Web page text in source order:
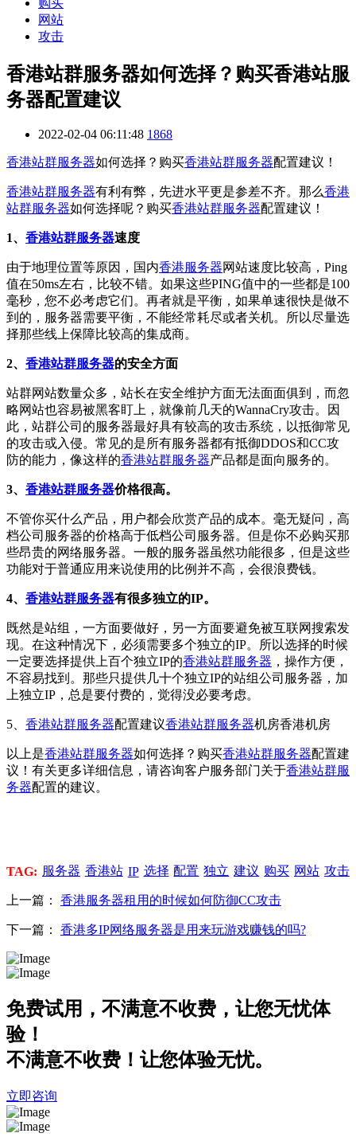
网站
攻击
香港站群服务器如何选择？购买香港站服
务器配置建议
2022-02-04 06:11:48 1868
香港站群服务器如何选择？购买香港站群服务器配置建议！
香港站群服务器有利有弊，先进水平更是参差不齐。那么香港
站群服务器如何选择呢？购买香港站群服务器配置建议！
1、 香港站群服务器速度
由于地理位置等原因，国内香港服务器网站速度比较高，Ping
值在50ms左右，比较不错。如果这些PING值中的一些都是100
毫秒，您不必考虑它们。再者就是平衡，如果单速很快是做不
到的，服务器需要平衡，不能经常耗尽或者关机。所以尽量选
择那些线上保障比较高的集成商。
2、 香港站群服务器的安全方面
站群网站数量众多，站长在安全维护方面无法面面俱到，而忽
略网站也容易被黑客盯上，就像前几天的WannaCry攻击。因
此，站群公司的服务器最好具有较高的攻击系统，以抵御常见
的攻击或入侵。常见的是所有服务器都有抵御DDOS和CC攻
防的能力，像这样的香港站群服务器产品都是面向服务的。
3、 香港站群服务器价格很高。
不管你买什么产品，用户都会欣赏产品的成本。毫无疑问，高
档公司服务器的价格高于低档公司服务器。但是你不必购买那
些昂贵的网络服务器。一般的服务器虽然功能很多，但是这些
功能对于普通应用来说使用的比例并不高，会很浪费钱。
4、 香港站群服务器有很多独立的IP。
既然是站组，一方面要做好，另一方面要避免被互联网搜索发
现。在这种情况下，必须需要多个独立的IP。所以选择的时候
一定要选择提供上百个独立IP的香港站群服务器 ，操作方便，
不容易找到。那些只提供几十个独立IP的站组公司服务器，加
上独立IP，总是要付费的，觉得没必要考虑。
5、 香港站群服务器配置建议香港站群服务器机房香港机房
以上是香港站群服务器如何选择？购买香港站群服务器配置建
议！有关更多详细信息，请咨询客户服务部门关于香港站群服
务器配置的建议。
TAG: 服务器 香港站 IP 选择 配置 独立 建议 购买 网站 攻击
上一篇： 香港服务器租用的时候如何防御CC攻击
下一篇： 香港多IP网络服务器是用来玩游戏赚钱的吗?
免费试用，不满意不收费，让您无忧体
验！
不满意不收费！让您体验无忧。
立即咨询